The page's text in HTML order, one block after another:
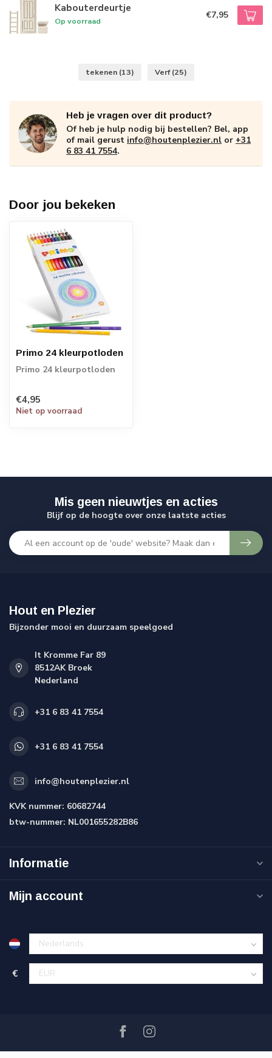
Kabouterdeurtje
Op voorraad
€7,95
tekenen (13) Verf(25)
Heb je vragen over dit product?
Of heb je hulp nodig bij bestellen? Bel, app
of mail gerust info@houtenplezier.nl or +31
6 83 41 7554.
Door jou bekeken
Primo 24 kleurpotloden
Primo 24 kleurpotloden
€4,95
Niet op voorraad
Mis geen nieuwtjes en acties
Blijf op de hoogte over onze laatste acties
Hout en Plezier
Bijzonder mooi en duurzaam speelgoed
It Kromme Far 89
8512AK Broek
Nederland
+31 6 83 41 7554
+31 6 83 41 7554
info@houtenplezier.nl
KVK nummer: 60682744
btw-nummer: NL001655282B86
Informatie
Mijn account
€